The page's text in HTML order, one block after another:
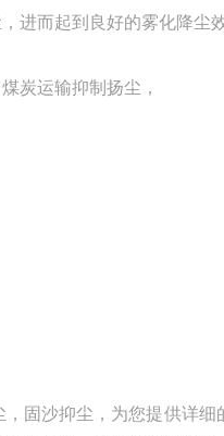
进而起到良好的雾化降尘
炭运输抑制扬尘，
固沙抑尘，为您提供详细